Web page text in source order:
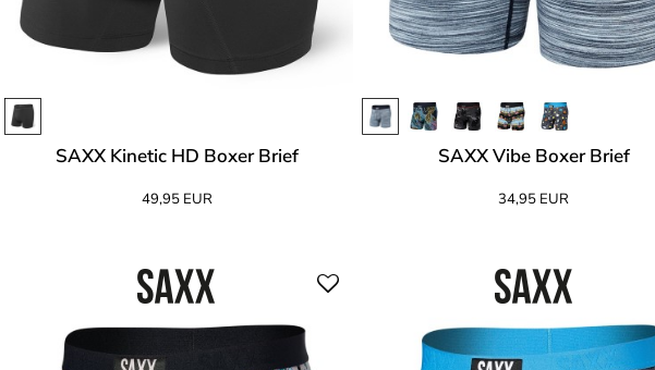
SAXX Kinetic HD Boxer Brief
49,95 EUR
SAXX Vibe Boxer Brief
34,95 EUR